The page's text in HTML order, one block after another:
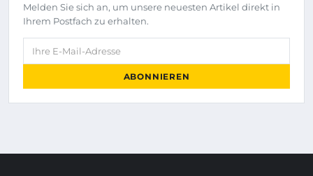
Melden Sie sich an, um unsere neuesten Artikel direkt in
Ihrem Postfach zu erhalten.
Ihre E-Mail-Adresse
ABONNIEREN